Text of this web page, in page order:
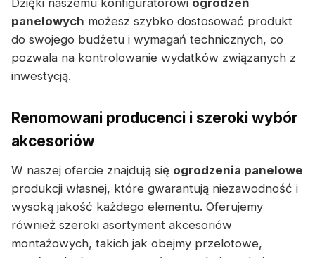
Dzięki naszemu konfiguratorowi ogrodzeń
panelowych możesz szybko dostosować produkt
do swojego budżetu i wymagań technicznych, co
pozwala na kontrolowanie wydatków związanych z
inwestycją.
Renomowani producenci i szeroki wybór
akcesoriów
W naszej ofercie znajdują się ogrodzenia panelowe
produkcji własnej, które gwarantują niezawodność i
wysoką jakość każdego elementu. Oferujemy
również szeroki asortyment akcesoriów
montażowych, takich jak obejmy przelotowe,